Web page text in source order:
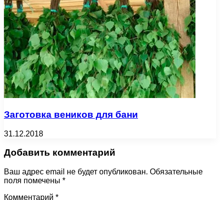
Заготовка веников для бани
31.12.2018
Добавить комментарий
Ваш адрес email не будет опубликован. Обязательные
поля помечены *
Комментарий *